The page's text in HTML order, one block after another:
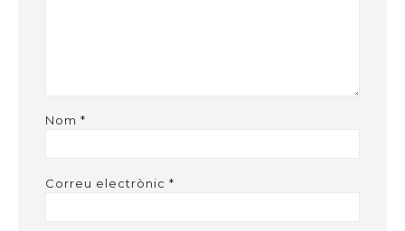
Nom *
Correu electrònic *